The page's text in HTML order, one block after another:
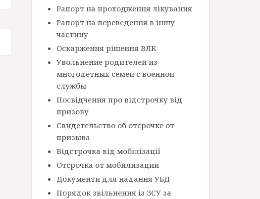
Рапорт на проходження лікування
Рапорт на переведення в іншу
частину
Оскарження рішення ВЛК
Увольнение родителей из
многодетных семей с военной
службы
Посвідчення про відстрочку від
призову
Свидетельство об отсрочке от
призыва
Відстрочка від мобілізації
Отсрочка от мобилизации
Документи для надання УБД
Порядок звільнення із ЗСУ за